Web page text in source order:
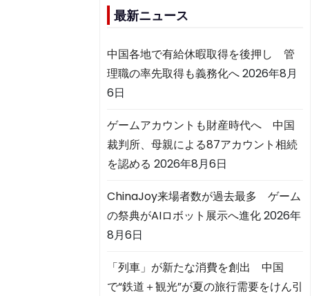
最新ニュース
中国各地で有給休暇取得を後押し 管
理職の率先取得も義務化へ2026年8月
6日
ゲームアカウントも財産時代へ 中国
裁判所、母親による87アカウント相続
を認める 2026年8月6日
ChinaJoy来場者数が過去最多 ゲーム
の祭典がAIロボット展示へ進化2026年
8月6日
「列車」が新たな消費を創出 中国
で“鉄道＋観光”が夏の旅行需要をけん引